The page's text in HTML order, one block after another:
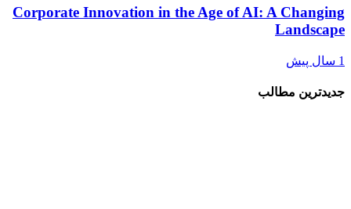
Corporate Innovation in the Age of AI: A
مطالب